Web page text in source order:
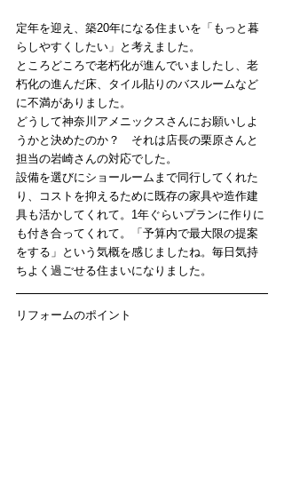
定年を迎え、築20年になる住まいを「もっと暮
らしやすくしたい」と考えました。
ところどころで老朽化が進んでいましたし、老
朽化の進んだ床、タイル貼りのバスルームなど
に不満がありました。
どうして神奈川アメニックスさんにお願いしよ
うかと決めたのか？　それは店長の栗原さんと
担当の岩崎さんの対応でした。
設備を選びにショールームまで同行してくれた
り、コストを抑えるために既存の家具や造作建
具も活かしてくれて。1年ぐらいプランに作りに
も付き合ってくれて。「予算内で最大限の提案
をする」という気概を感じましたね。毎日気持
ちよく過ごせる住まいになりました。
リフォームのポイント